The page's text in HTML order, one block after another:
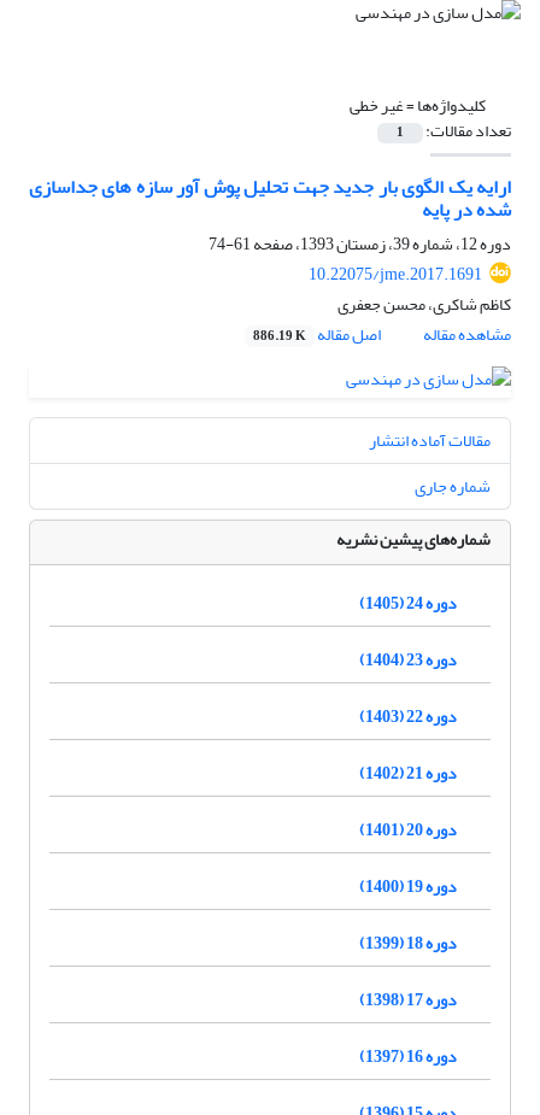
کلیدواژه‌ها =غیر خطی
تعداد مقالات: 1
ارایه یک الگوی بار جدید جهت تحلیل پوش آور سازه های جداسازی
شده در پایه
دوره 12، شماره 39، زمستان 1393، صفحه
61-74
10.22075/jme.2017.1691
کاظم شاکری، محسن جعفری
مشاهده مقاله
اصل مقاله 886.19 K
مقالات آماده انتشار
شماره جاری
شماره‌های پیشین نشریه
دوره 24 (1405)
دوره 23 (1404)
دوره 22 (1403)
دوره 21 (1402)
دوره 20 (1401)
دوره 19 (1400)
دوره 18 (1399)
دوره 17 (1398)
دوره 16 (1397)